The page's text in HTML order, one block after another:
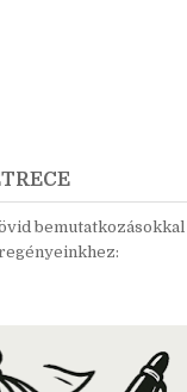
bemutatkozásokkal